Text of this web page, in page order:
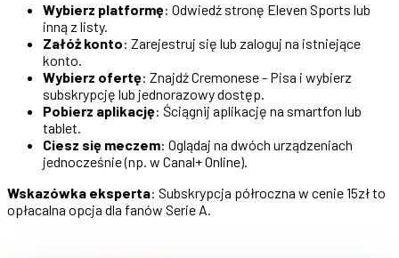
Wybierz platformę: Odwiedź stronę Eleven Sports lub
inną z listy.
Załóż konto: Zarejestruj się lub zaloguj na istniejące
konto.
Wybierz ofertę: Znajdź Cremonese - Pisa i wybierz
subskrypcję lub jednorazowy dostęp.
Pobierz aplikację: Ściągnij aplikację na smartfon lub
tablet.
Ciesz się meczem: Oglądaj na dwóch urządzeniach
jednocześnie (np. w Canal+ Online).
Wskazówka eksperta: Subskrypcja półroczna w cenie 15zł to
opłacalna opcja dla fanów Serie A.